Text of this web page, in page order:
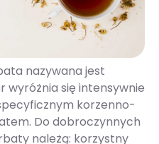
nazywana jest
wyróżnia się intensywnie
korzenno-
Do dobroczynnych
należą: korzystny